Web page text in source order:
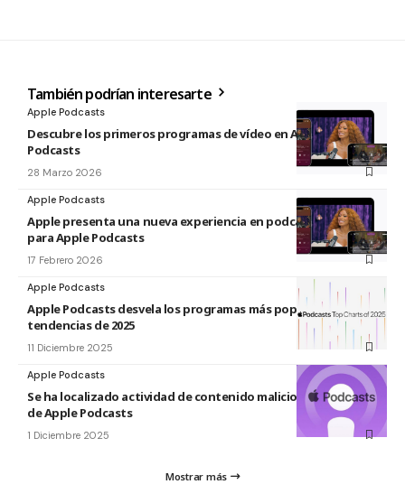
También podrían interesarte
Apple Podcasts
Descubre los primeros programas de vídeo en Apple
Podcasts
28 Marzo 2026
Apple Podcasts
Apple presenta una nueva experiencia en podcasts de video
para Apple Podcasts
17 Febrero 2026
Apple Podcasts
Apple Podcasts desvela los programas más populares y las
tendencias de 2025
11 Diciembre 2025
Apple Podcasts
Se ha localizado actividad de contenido malicioso en la app
de Apple Podcasts
1 Diciembre 2025
Mostrar más